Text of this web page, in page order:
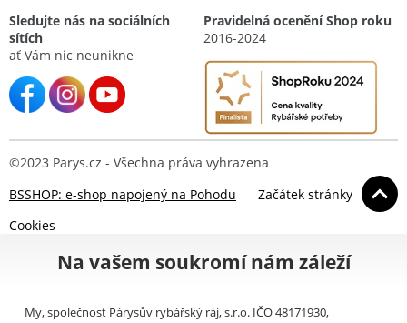
Sledujte nás na sociálních
sítích
ať Vám nic neunikne
Pravidelná ocenění Shop roku
2016-2024
©2023 Parys.cz - Všechna práva vyhrazena
BSSHOP: e-shop napojený na Pohodu
Začátek stránky
Cookies
Na vašem soukromí nám záleží
My, společnost Párysův rybářský ráj, s.r.o. IČO 48171930,